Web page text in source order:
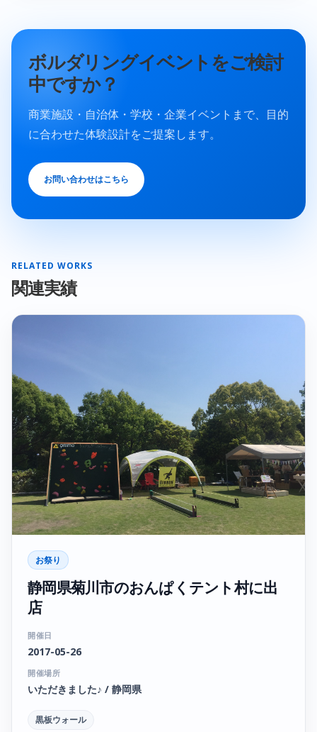
ボルダリングイベントをご検討
中ですか？
商業施設・自治体・学校・企業イベントまで、目的
に合わせた体験設計をご提案します。
お問い合わせはこちら
RELATED WORKS
関連実績
お祭り
静岡県菊川市のおんぱくテント村に出
店
開催日
2017-05-26
開催場所
いただきました♪ / 静岡県
黒板ウォール